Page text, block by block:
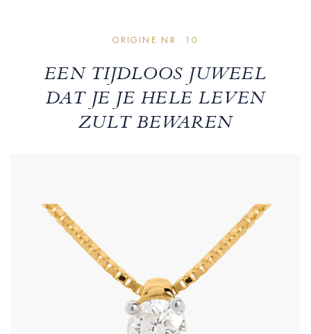
ORIGINE NR. 10
EEN TIJDLOOS JUWEEL
DAT JE JE HELE LEVEN
ZULT BEWAREN